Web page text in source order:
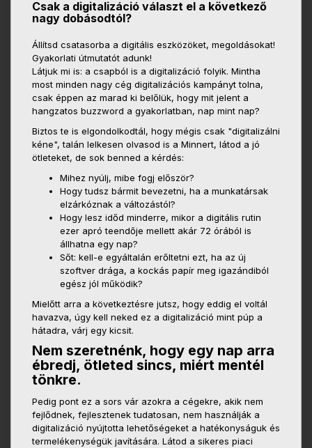
Csak a digitalizáció választ el a következő
nagy dobásodtól?
Állítsd csatasorba a digitális eszközöket, megoldásokat!
Gyakorlati útmutatót adunk!
Látjuk mi is: a csapból is a digitalizáció folyik. Mintha
most minden nagy cég digitalizációs kampányt tolna,
csak éppen az marad ki belőlük, hogy mit jelent a
hangzatos buzzword a gyakorlatban, nap mint nap?
Biztos te is elgondolkodtál, hogy mégis csak "digitalizálni
kéne", talán lelkesen olvasod is a Minnert, látod a jó
ötleteket, de sok benned a kérdés:
Mihez nyúlj, mibe fogj először?
Hogy tudsz bármit bevezetni, ha a munkatársak
elzárkóznak a változástól?
Hogy lesz időd minderre, mikor a digitális rutin
ezer apró teendője mellett akár 72 órából is
állhatna egy nap?
Sőt: kell-e egyáltalán erőltetni ezt, ha az új
szoftver drága, a kockás papír meg igazándiból
egész jól működik?
Mielőtt arra a következtésre jutsz, hogy eddig el voltál
havazva, úgy kell neked ez a digitalizáció mint púp a
hátadra, várj egy kicsit.
Nem szeretnénk, hogy egy nap arra
ébredj, ötleted sincs, miért mentél
tönkre.
Pedig pont ez a sors vár azokra a cégekre, akik nem
fejlődnek, fejlesztenek tudatosan, nem használják a
digitalizáció nyújtotta lehetőségeket a hatékonyságuk és
termelékenységük javítására. Látod a sikeres piaci